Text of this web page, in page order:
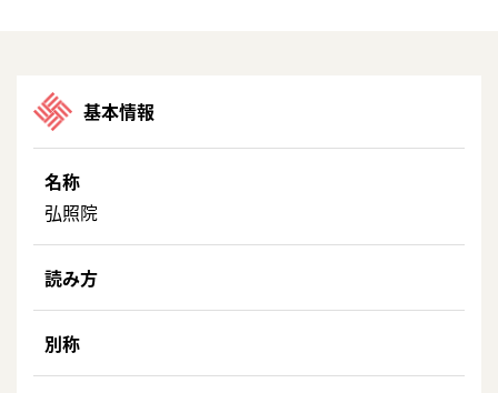
基本情報
名称
弘照院
読み方
別称